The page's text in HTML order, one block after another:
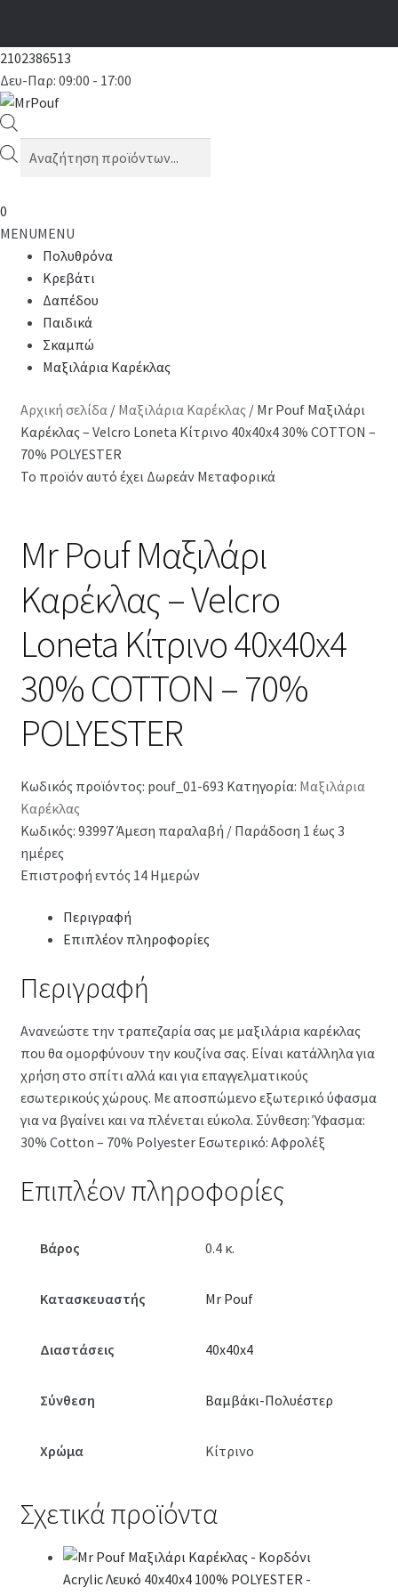
2102386513
Δευ-Παρ: 09:00 - 17:00
Products
search
0
MENUMENU
Πολυθρόνα
Κρεβάτι
Δαπέδου
Παιδικά
Σκαμπώ
Μαξιλάρια Καρέκλας
Αρχική σελίδα / Μαξιλάρια Καρέκλας / Mr Pouf Μαξιλάρι
Καρέκλας – Velcro Loneta Κίτρινο 40x40x4 30% COTTON –
70% POLYESTER
Το προϊόν αυτό έχει Δωρεάν Μεταφορικά
Mr Pouf Μαξιλάρι
Καρέκλας – Velcro
Loneta Κίτρινο 40x40x4
30% COTTON – 70%
POLYESTER
Κωδικός προϊόντος: pouf_01-693 Κατηγορία: Μαξιλάρια
Καρέκλας
Κωδικός: 93997Άμεση παραλαβή / Παράδοση 1 έως 3
ημέρες
Επιστροφή εντός 14 Ημερών
Περιγραφή
Επιπλέον πληροφορίες
Περιγραφή
Ανανεώστε την τραπεζαρία σας με μαξιλάρια καρέκλας
που θα ομορφύνουν την κουζίνα σας. Είναι κατάλληλα για
χρήση στο σπίτι αλλά και για επαγγελματικούς
εσωτερικούς χώρους. Με αποσπώμενο εξωτερικό ύφασμα
για να βγαίνει και να πλένεται εύκολα. Σύνθεση: Ύφασμα:
30% Cotton – 70% Polyester Εσωτερικό: Αφρολέξ
Επιπλέον πληροφορίες
Βάρος 0.4 κ.
Κατασκευαστής Mr Pouf
Διαστάσεις 40x40x4
Σύνθεση Βαμβάκι-Πολυέστερ
Χρώμα Κίτρινο
Σχετικά προϊόντα